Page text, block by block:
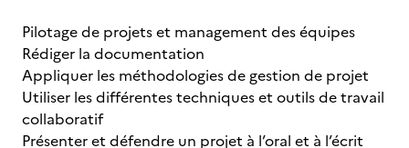
Pilotage de projets et management des équipes
Rédiger la documentation
Appliquer les méthodologies de gestion de projet
Utiliser les différentes techniques et outils de travail
collaboratif
Présenter et défendre un projet à l’oral et à l’écrit